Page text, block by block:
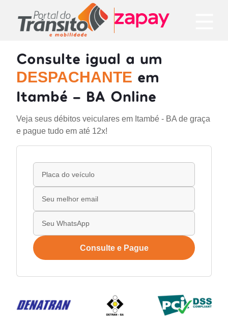
Consulte igual a um
DESPACHANTE em
Itambé - BA Online
Veja seus débitos veiculares em Itambé - BA de graça
e pague tudo em até 12x!
Consulte e Pague